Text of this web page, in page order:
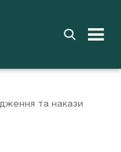
та накази